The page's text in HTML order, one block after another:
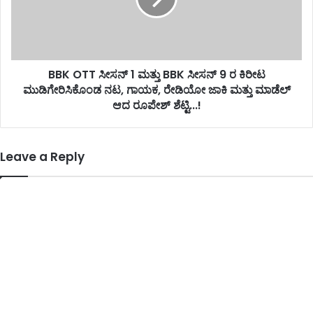
BBK OTT ಸೀಸನ್ 1 ಮತ್ತು BBK ಸೀಸನ್ 9 ರ ಕಿರೀಟ
ಮುಡಿಗೇರಿಸಿಕೊಂಡ ನಟ, ಗಾಯಕ, ರೇಡಿಯೋ ಜಾಕಿ ಮತ್ತು ಮಾಡೆಲ್
ಆದ ರೂಪೇಶ್ ಶೆಟ್ಟಿ...!
Leave a Reply